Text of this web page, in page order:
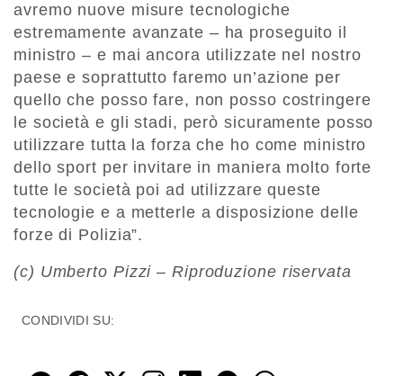
avremo nuove misure tecnologiche
estremamente avanzate – ha proseguito il
ministro – e mai ancora utilizzate nel nostro
paese e soprattutto faremo un’azione per
quello che posso fare, non posso costringere
le società e gli stadi, però sicuramente posso
utilizzare tutta la forza che ho come ministro
dello sport per invitare in maniera molto forte
tutte le società poi ad utilizzare queste
tecnologie e a metterle a disposizione delle
forze di Polizia”.
(c) Umberto Pizzi – Riproduzione riservata
CONDIVIDI SU: